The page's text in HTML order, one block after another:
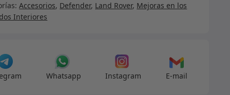
Accesorios, Defender, Land Rover, Mejoras en los
Interiores
Whatsapp Instagram E-mail